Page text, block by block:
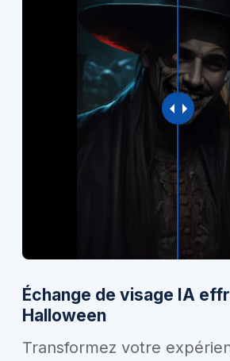
Échange de visage IA
Halloween
Transformez votre